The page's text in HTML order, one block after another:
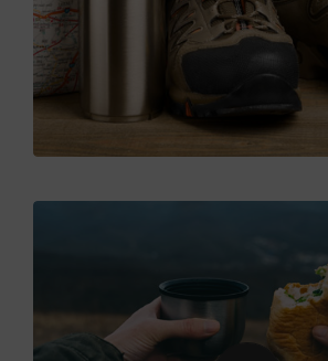
vos chaussettes avec soin,
Enfin, ne vous lancez pas dans
chaussures avec des
protégez-vous avant le départ avec
vous êtes sujette aux
La plupart des randonneuses
petit-déjeuner avant de partir.
1,5 litre d’eau, voire plus s’il fait